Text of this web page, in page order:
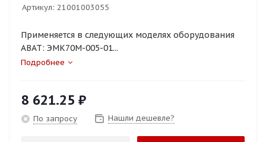
Артикул: 21001003055
Применяется в следующих моделях оборудования
ABAT: ЭМК70М-005-01...
Подробнее
8 621.25 ₽
По запросу Нашли дешевле?